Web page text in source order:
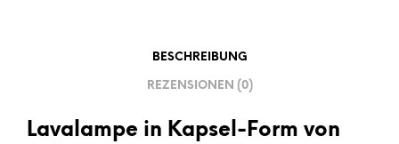
BESCHREIBUNG
REZENSIONEN (0)
Lavalampe in Kapsel-Form von